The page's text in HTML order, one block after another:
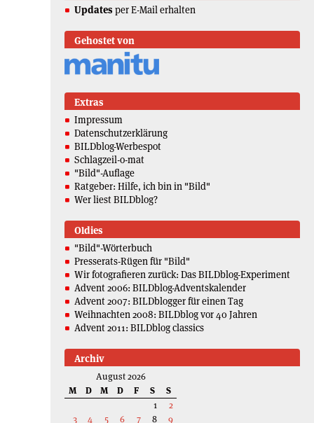
Updates per E-Mail erhalten
Gehostet von
Extras
Impressum
Datenschutzerklärung
BILDblog-Werbespot
Schlagzeil-o-mat
"Bild"-Auflage
Ratgeber: Hilfe, ich bin in "Bild"
Wer liest BILDblog?
Oldies
"Bild"-Wörterbuch
Presserats-Rügen für "Bild"
Wir fotografieren zurück: Das BILDblog-Experiment
Advent 2006: BILDblog-Adventskalender
Advent 2007: BILDblogger für einen Tag
Weihnachten 2008: BILDblog vor 40 Jahren
Advent 2011: BILDblog classics
Archiv
August 2026
M
D M D F S
S
1
2
3
4 5 6 7 8 9